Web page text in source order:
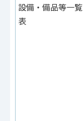
設備・備品等一覧
表